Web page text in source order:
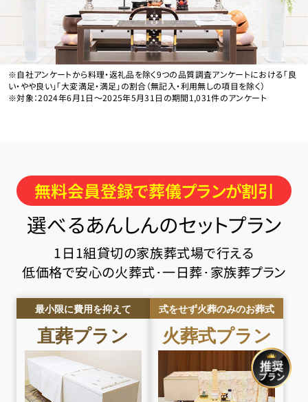
※自社アンケートから料理・返礼品を除く9つの品質調査アンケートにおける「良
い・やや良い」「大変満足・満足」の割合（無記入・利用無しの項目を除く）
※対象：2024年6月1日〜2025年5月31日の期間1,031件のアンケート
無料会員登録で葬儀プランが割引
選べるあんしんのセットプラン
1日1組貸切の家族葬式場で行える
低価格で安心の火葬式･一日葬･家族葬プラン
最小限に費用を抑えて
直葬プラン
式をせず火葬のみのお葬式
火葬式プラン